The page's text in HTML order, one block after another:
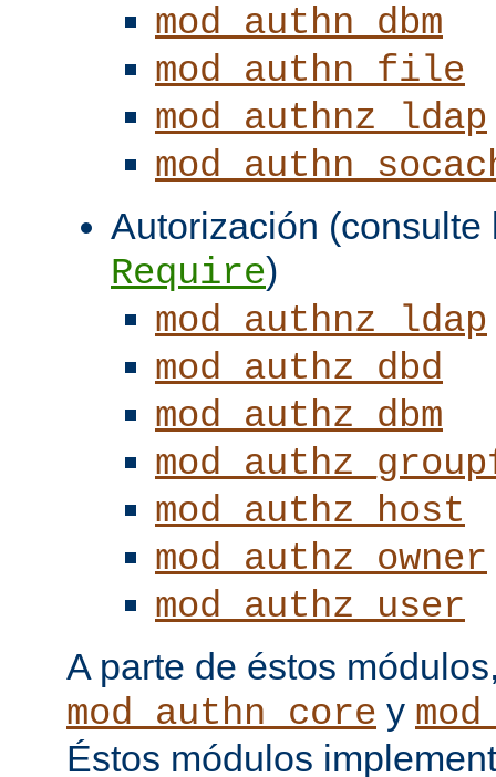
mod_authn_dbm
mod_authn_file
mod_authnz_ldap
Autorización (consulte
Require)
mod_authnz_ldap
mod_authz_dbd
mod_authz_dbm
mod_authz_host
mod_authz_owner
mod_authz_user
A parte de éstos
mod_authn_core y
Éstos módulos